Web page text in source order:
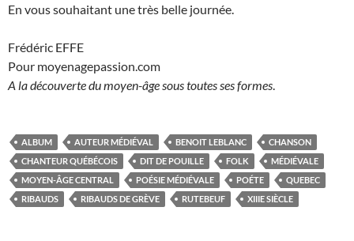
En vous souhaitant une très belle journée.
Frédéric EFFE
Pour moyenagepassion.com
A la découverte du moyen-âge sous toutes ses formes
ALBUM AUTEUR MÉDIÉVAL BENOIT LEBLANC
CHANSON
CHANTEUR QUÉBÉCOIS
DIT DE POUILLE FOLK
MÉDIÉVALE
MOYEN-ÂGE CENTRAL
POÉSIE MÉDIÉVALE POÉTE
QUEBEC
RIBAUDS
RIBAUDS DE GRÈVE RUTEBEUF XIIIE SIÈCLE